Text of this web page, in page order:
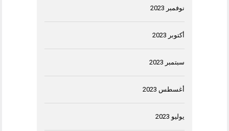
نوفمبر 2023
أكتوبر 2023
سبتمبر 2023
أغسطس 2023
يوليو 2023